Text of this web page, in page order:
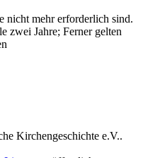
nicht mehr erforderlich sind.
zwei Jahre; Ferner gelten
Kirchengeschichte e.V..